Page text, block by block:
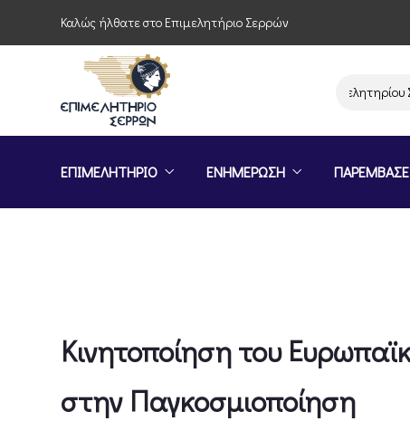
Καλώς ήλθατε στο Επιμελητήριο Σερρών
Παρέμβαση του Επιμελητηρίου
ΕΠΙΜΕΛΗΤΗΡΙΟ ΕΝΗΜΕΡΩΣΗ
Κινητοποίηση του
στην Παγκοσμιοποίηση